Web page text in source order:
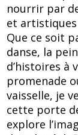
nourrir par
et
Que ce soit
danse, la
d’histoires à
promenade
vaisselle, je
cette porte
explore